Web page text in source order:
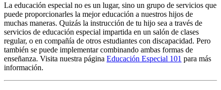
La educación especial no es un lugar, sino un grupo de servicios que
puede proporcionarles la mejor educación a nuestros hijos de
muchas maneras. Quizás la instrucción de tu hijo sea a través de
servicios de educación especial impartida en un salón de clases
regular, o en compañía de otros estudiantes con discapacidad. Pero
también se puede implementar combinando ambas formas de
enseñanza. Visita nuestra página Educación Especial 101 para más
información.